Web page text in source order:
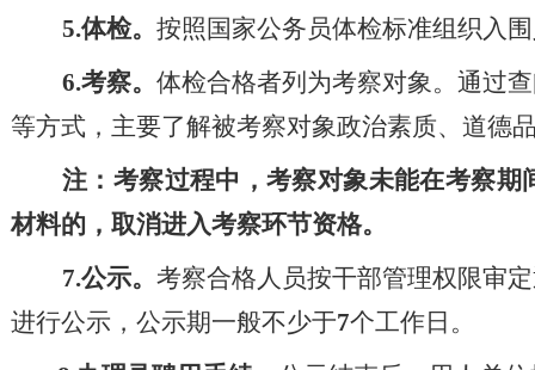
5.体检。 按照国家公务员体检标准组织入
6.考察。 体检合格者列为考察对象。通过
等方式，主要了解被考察对象政治素质、 道德
注：考察过程中，考察对象未能在考察期
材料的 ， 取消进入考察环节资格。
7.公示。 考察合格人员按干部管理权限审定
进行公示，公示期一般不少于7个工作日。